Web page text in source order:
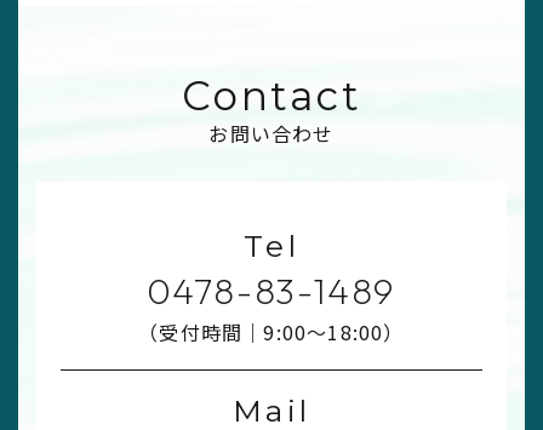
Contact
お問い合わせ
Tel
0478-83-1489
（受付時間｜9:00〜18:00）
Mail